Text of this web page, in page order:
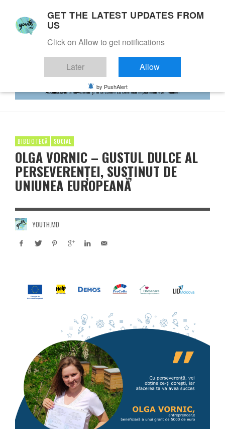
BIBLIOTECĂ SOCIAL
OLGA VORNIC – GUSTUL DULCE AL
PERSEVERENȚEI, SUSȚINUT DE
UNIUNEA EUROPEANĂ
YOUTH.MD
GET THE LATEST UPDATES FROM
US
Click on Allow to get notifications
Later Allow
by PushAlert